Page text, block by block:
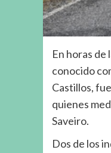
En horas de
conocido
Castillos,
quienes
Saveiro.
Dos de los